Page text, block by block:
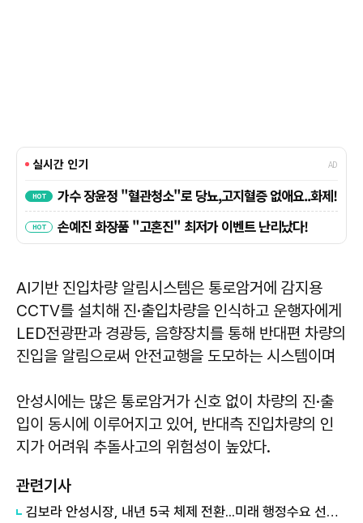
AI기반 진입차량 알림시스템은 통로암거에 감지용
CCTV를 설치해 진·출입차량을 인식하고 운행자에게
LED전광판과 경광등, 음향장치를 통해 반대편 차량의
진입을 알림으로써 안전교행을 도모하는 시스템이며
안성시에는 많은 통로암거가 신호 없이 차량의 진·출
입이 동시에 이루어지고 있어, 반대측 진입차량의 인
지가 어려워 추돌사고의 위험성이 높았다.
관련기사
김보라 안성시장, 내년 5국 체제 전환...미래 행정수요 선제 대응